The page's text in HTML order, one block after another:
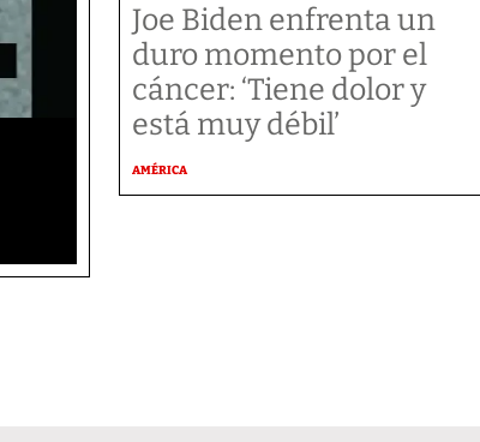
Joe Biden enfrenta un
duro momento por el
cáncer: ‘Tiene dolor y
está muy débil’
AMÉRICA